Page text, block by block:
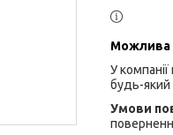
У
будь-який